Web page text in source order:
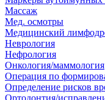
Массаж
Мед. осмотры
Медицинский
Неврология
Нефрология
Онкология/маммология
Операция по
Определение рисков
Ортодонтия/